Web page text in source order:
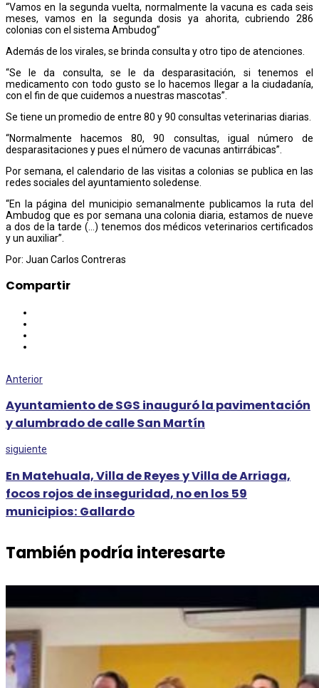
“Vamos en la segunda vuelta, normalmente la vacuna es cada seis
meses, vamos en la segunda dosis ya ahorita, cubriendo 286
colonias con el sistema Ambudog”
Además de los virales, se brinda consulta y otro tipo de atenciones.
“Se le da consulta, se le da desparasitación, si tenemos el
medicamento con todo gusto se lo hacemos llegar a la ciudadanía,
con el fin de que cuidemos a nuestras mascotas”.
Se tiene un promedio de entre 80 y 90 consultas veterinarias diarias.
“Normalmente hacemos 80, 90 consultas, igual número de
desparasitaciones y pues el número de vacunas antirrábicas”.
Por semana, el calendario de las visitas a colonias se publica en las
redes sociales del ayuntamiento soledense.
“En la página del municipio semanalmente publicamos la ruta del
Ambudog que es por semana una colonia diaria, estamos de nueve
a dos de la tarde (…) tenemos dos médicos veterinarios certificados
y un auxiliar”.
Por: Juan Carlos Contreras
Compartir
Anterior
Ayuntamiento de SGS inauguró la pavimentación
y alumbrado de calle San Martín
siguiente
En Matehuala, Villa de Reyes y Villa de Arriaga,
focos rojos de inseguridad, no en los 59
municipios: Gallardo
También podría interesarte